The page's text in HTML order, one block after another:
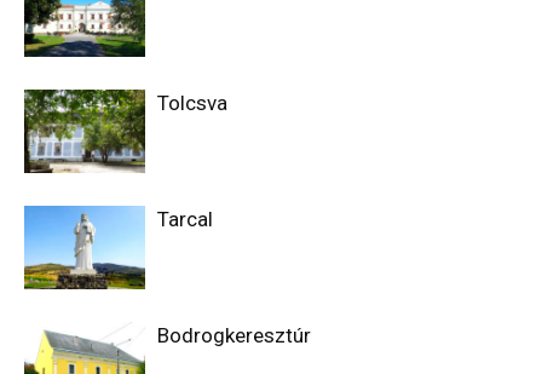
Tolcsva
Tarcal
Bodrogkeresztúr